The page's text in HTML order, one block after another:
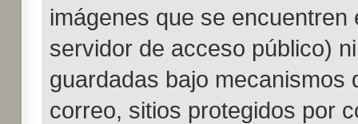
imágenes que se
servidor de acceso público)
guardadas bajo mecanismos
correo, sitios protegidos por